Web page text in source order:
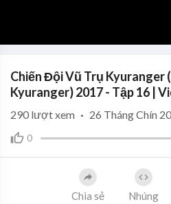
Chiến Đội Vũ Trụ Kyuranger
Kyuranger) 2017 - Tập 16 |
0
290 lượt xem · 26 Tháng Chín
Chia sẻ Nhúng